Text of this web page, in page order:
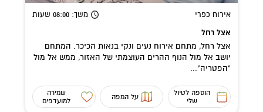
אירוח כפרי משך: 08:00 שעות
אצל רחל
אצל רחל, מתחם אירוח נעים ונקי בנאות הכיכר. המתחם
יושב אל מול הנוף ההרים העוצמתי של האזור, ממש אל מול
"הפטריה"...
הוספה לטיול
שלי
על המפה
שמירה
למועדפים